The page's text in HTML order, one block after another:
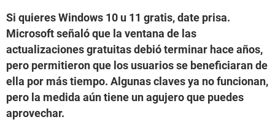
Si quieres Windows 10 u 11 gratis, date prisa.
Microsoft señaló que la ventana de las
actualizaciones gratuitas debió terminar hace años,
pero permitieron que los usuarios se beneficiaran de
ella por más tiempo. Algunas claves ya no funcionan,
pero la medida aún tiene un agujero que puedes
aprovechar.